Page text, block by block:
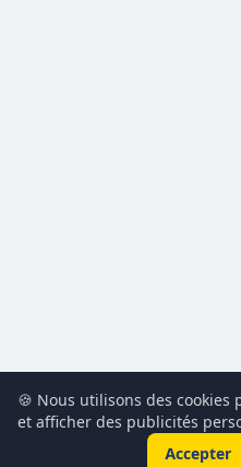
🍪 Nous utilisons des
et afficher des publicités
Accepter